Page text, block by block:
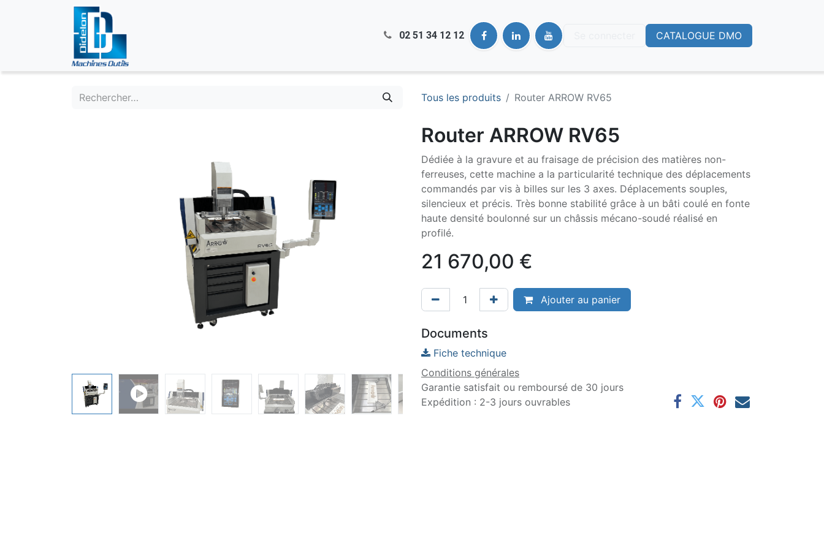
02 51​ 34 12 12 CATALOGUE DMO
Tous les produits Router ARROW RV65
Router ARROW RV65
Dédiée à la gravure et au fraisage de précision des matières non-
ferreuses, cette machine a la particularité technique des déplacements
commandés par vis à billes sur les 3 axes. Déplacements souples,
silencieux et précis. Très bonne stabilité grâce à un bâti coulé en fonte
haute densité boulonné sur un châssis mécano-soudé réalisé en
profilé.
21 670,00 €
Ajouter au panier
Documents
Fiche technique
Conditions générales
Garantie satisfait ou remboursé de 30 jours
Expédition : 2-3 jours ouvrables